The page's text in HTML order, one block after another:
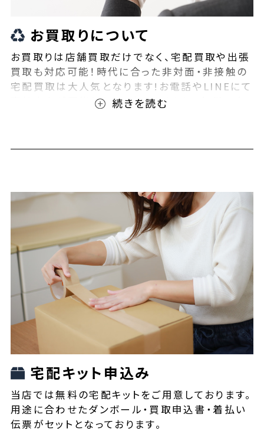
お買取りについて
お買取りは店舗買取だけでなく、宅配買取や出張
買取も対応可能！時代に合った非対面・非接触の
宅配買取は大人気となります!お電話やLINEにて
事前査定が可能となっております！また無料の宅
宅配キット申込み
当店では無料の宅配キットをご用意しております。
用途に合わせたダンボール・買取申込書・着払い
伝票がセットとなっております。